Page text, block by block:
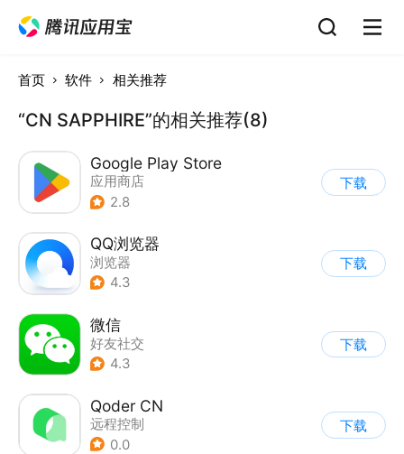
首页 软件 相关推荐
“CN SAPPHIRE”的相关推荐(8)
Google Play Store
应用商店
2.8
下载
QQ浏览器
浏览器
4.3
下载
微信
好友社交
4.3
下载
Qoder CN
远程控制
0.0
下载